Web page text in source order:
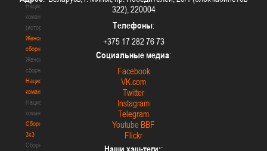
Национальная
команда
(история)
Женские
сборные
Женские
сборные
Национальная
команда
Национальная
команда
Сборные
3х3
Сборные
322), 220004
Телефоны:
+375 17 282 76 73
Социальные медиа:
Facebook
VK.com
Twitter
Instagram
Telegram
Youtube BBF
Flickr
Наши хэш-теги::